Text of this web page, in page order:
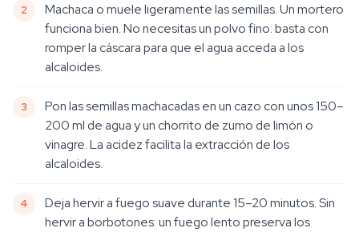
Machaca o muele ligeramente las semillas. Un mortero
funciona bien. No necesitas un polvo fino: basta con
romper la cáscara para que el agua acceda a los
alcaloides.
Pon las semillas machacadas en un cazo con unos 150–
200 ml de agua y un chorrito de zumo de limón o
vinagre. La acidez facilita la extracción de los
alcaloides.
Deja hervir a fuego suave durante 15–20 minutos. Sin
hervir a borbotones: un fuego lento preserva los